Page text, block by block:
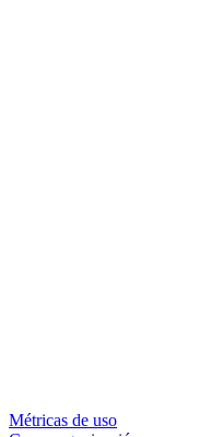
Métricas de uso